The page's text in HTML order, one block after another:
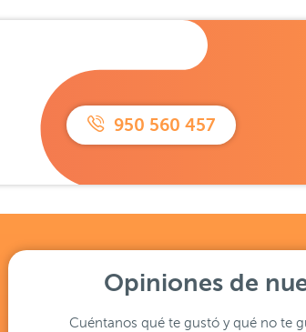
950 560 457
Opiniones de
Cuéntanos qué te gustó y qué no te